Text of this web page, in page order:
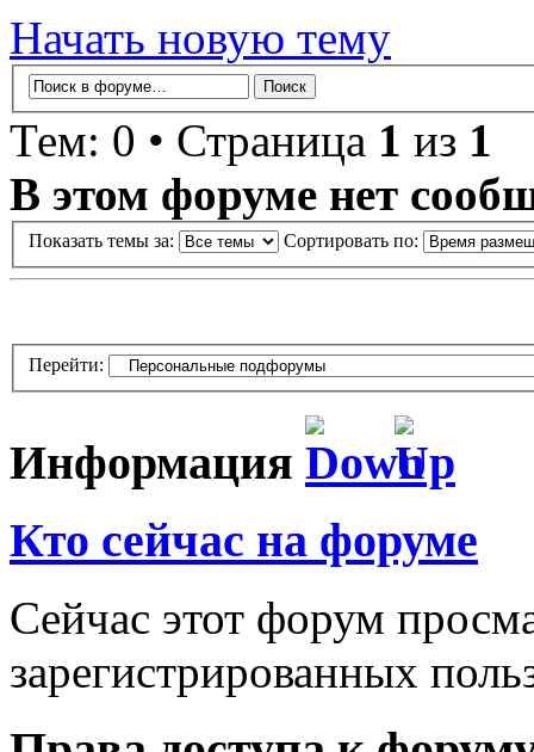
Начать новую тему
Тем: 0 • Страница 1 из 1
В этом форуме нет
Показать темы за: Сортировать по:
Перейти:
Информация
Кто сейчас на форуме
Сейчас этот форум
зарегистрированных